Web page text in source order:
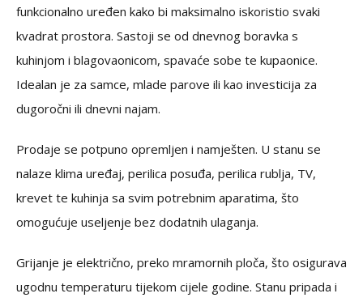
funkcionalno uređen kako bi maksimalno iskoristio svaki
kvadrat prostora. Sastoji se od dnevnog boravka s
kuhinjom i blagovaonicom, spavaće sobe te kupaonice.
Idealan je za samce, mlade parove ili kao investicija za
dugoročni ili dnevni najam.
Prodaje se potpuno opremljen i namješten. U stanu se
nalaze klima uređaj, perilica posuđa, perilica rublja, TV,
krevet te kuhinja sa svim potrebnim aparatima, što
omogućuje useljenje bez dodatnih ulaganja.
Grijanje je električno, preko mramornih ploča, što osigurava
ugodnu temperaturu tijekom cijele godine. Stanu pripada i